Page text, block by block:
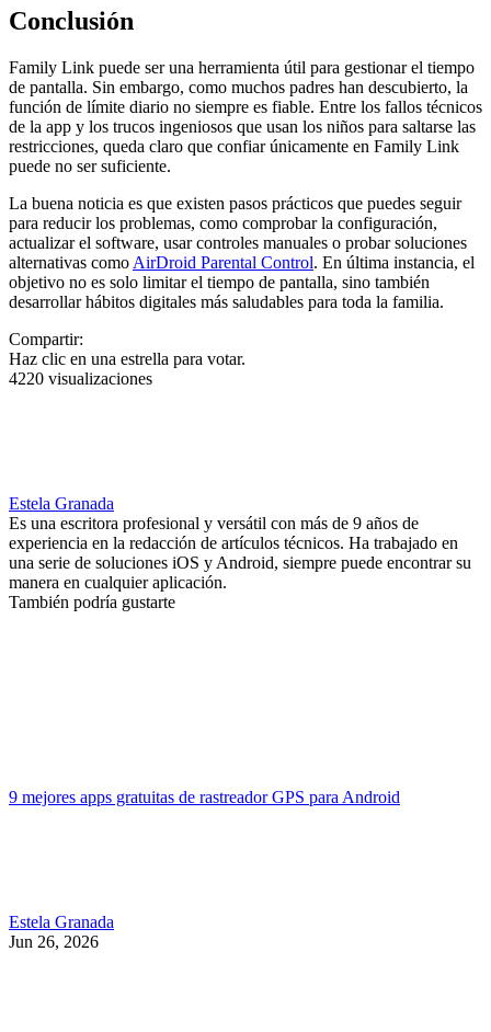
Conclusión
Family Link puede ser una herramienta útil para gestionar el tiempo
de pantalla. Sin embargo, como muchos padres han descubierto, la
función de límite diario no siempre es fiable. Entre los fallos técnicos
de la app y los trucos ingeniosos que usan los niños para saltarse las
restricciones, queda claro que confiar únicamente en Family Link
puede no ser suficiente.
La buena noticia es que existen pasos prácticos que puedes seguir
para reducir los problemas, como comprobar la configuración,
actualizar el software, usar controles manuales o probar soluciones
alternativas como AirDroid Parental Control. En última instancia, el
objetivo no es solo limitar el tiempo de pantalla, sino también
desarrollar hábitos digitales más saludables para toda la familia.
Compartir:
Haz clic en una estrella para votar.
4220 visualizaciones
Estela Granada
Es una escritora profesional y versátil con más de 9 años de
experiencia en la redacción de artículos técnicos. Ha trabajado en
una serie de soluciones iOS y Android, siempre puede encontrar su
manera en cualquier aplicación.
También podría gustarte
9 mejores apps gratuitas de rastreador GPS para Android
Estela Granada
Jun 26, 2026